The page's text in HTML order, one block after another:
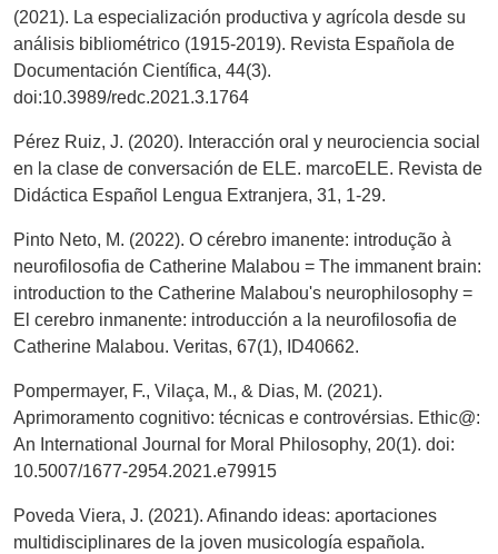
(2021). La especialización productiva y agrícola desde su
análisis bibliométrico (1915-2019). Revista Española de
Documentación Científica, 44(3).
doi:10.3989/redc.2021.3.1764
Pérez Ruiz, J. (2020). Interacción oral y neurociencia social
en la clase de conversación de ELE. marcoELE. Revista de
Didáctica Español Lengua Extranjera, 31, 1-29.
Pinto Neto, M. (2022). O cérebro imanente: introdução à
neurofilosofia de Catherine Malabou = The immanent brain:
introduction to the Catherine Malabou's neurophilosophy =
El cerebro inmanente: introducción a la neurofilosofia de
Catherine Malabou. Veritas, 67(1), ID40662.
Pompermayer, F., Vilaça, M., & Dias, M. (2021).
Aprimoramento cognitivo: técnicas e controvérsias. Ethic@:
An International Journal for Moral Philosophy, 20(1). doi:
10.5007/1677-2954.2021.e79915
Poveda Viera, J. (2021). Afinando ideas: aportaciones
multidisciplinares de la joven musicología española.